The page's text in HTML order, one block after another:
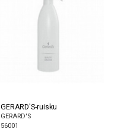
GERARD'S-ruisku
GERARD'S
56001